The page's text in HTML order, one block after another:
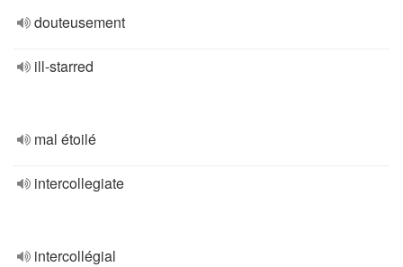
douteusement
ill-starred
mal étoilé
intercollegiate
intercollégial